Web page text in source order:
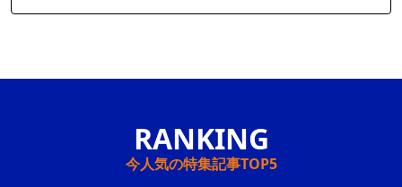
今人気の特集記事TOP5